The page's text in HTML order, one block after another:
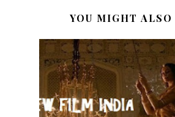
YOU MIGHT